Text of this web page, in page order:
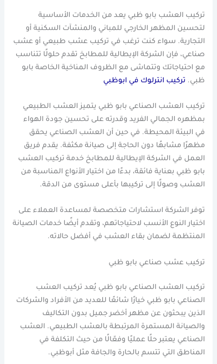
تركيب العشب بابو ظبي يعد من الخدمات الأساسية
لتحسين المظهر الخارجي للمباني والمنشآت السكنية أو
التجارية. سواء كنت ترغب في تركيب عشب طبيعي أو عشب
صناعي، فإن الشركة الإيطالية للمطابخ تقدم حلولًا تتناسب
مع احتياجاتك وتتماشى مع الظروف المناخية الخاصة بابو
ظبي. تركيب انترلوك في ابوظبي
تركيب العشب الصناعي بابو ظبي يتميز العشب الطبيعي
بمظهره الجمالي الفريد وقدرته على تحسين جودة الهواء
في البيئة المحيطة. في حين أن العشب الصناعي يحقق
مظهرًا مشابهًا دون الحاجة إلى صيانة مكثفة. يقدم فريق
العمل في الشركة الإيطالية للمطابخ خدمة تركيب العشب
بابو ظبي بعناية فائقة، بدءًا من اختيار الأنواع المناسبة من
العشب وصولًا إلى تركيبها بأعلى مستوى من الدقة.
توفر الشركة استشارات متخصصة لمساعدة العملاء على
اختيار النوع الأنسب لاحتياجاتهم، وتقدم أيضًا خدمات الصيانة
المنتظمة لضمان بقاء العشب في أفضل حالاته.
تركيب عشب صناعي بابو ظبي
تركيب العشب الصناعي بابو ظبي يُعد تركيب العشب
الصناعي بابو ظبي خيارًا شائعًا للعديد من الأفراد والشركات
الذين يبحثون عن مظهر أخضر جميل بدون التكاليف
والصيانة المستمرة المرتبطة بالعشب الطبيعي. العشب
الصناعي يعتبر حلًا عمليًا وفعّالًا من حيث التكلفة في
المناطق التي تتسم بالحارة والجافة مثل أبوظبي.